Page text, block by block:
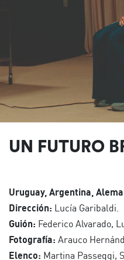
UN FUTURO
Uruguay, Argentina,
Dirección: Lucía Garibaldi.
Guión: Federico Alvarado,
Fotografía: Arauco
Elenco: Martina Passeggi,